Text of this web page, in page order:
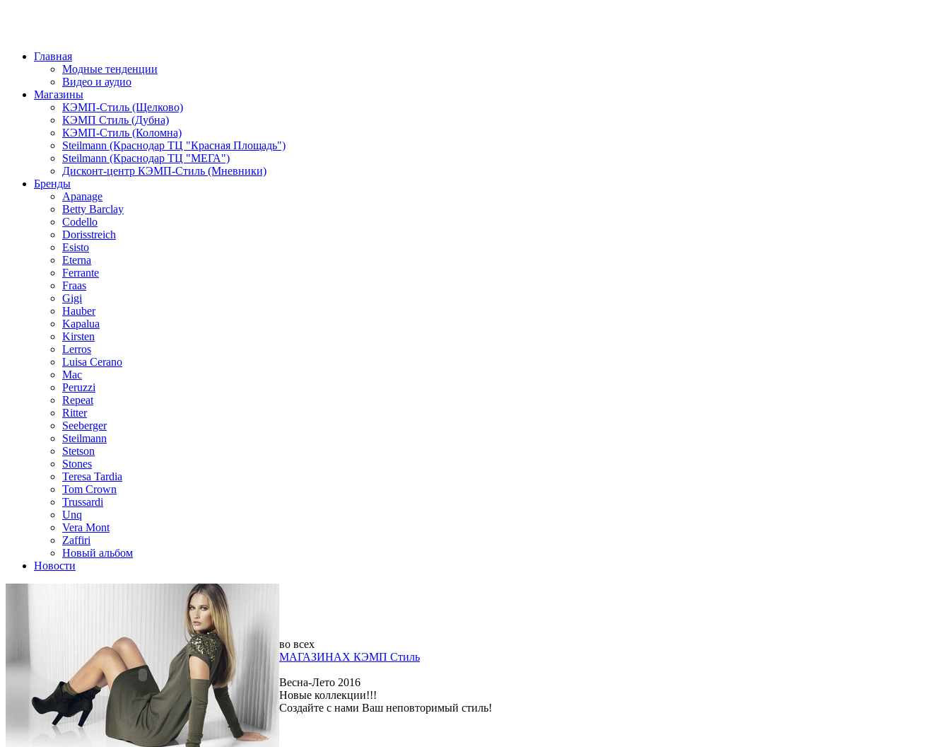
Главная
Модные тенденции
Видео и аудио
Магазины
КЭМП-Стиль (Щелково)
КЭМП Стиль (Дубна)
КЭМП-Стиль (Коломна)
Steilmann (Краснодар ТЦ "Красная Площадь")
Steilmann (Краснодар ТЦ "МЕГА")
Дисконт-центр КЭМП-Стиль (Мневники)
Бренды
Apanage
Betty Barclay
Codello
Dorisstreich
Esisto
Eterna
Ferrante
Fraas
Gigi
Hauber
Kapalua
Kirsten
Lerros
Luisa Cerano
Mac
Peruzzi
Repeat
Ritter
Seeberger
Steilmann
Stetson
Stones
Teresa Tardia
Tom Crown
Trussardi
Unq
Vera Mont
Zaffiri
Новый альбом
Новости
во всех
МАГАЗИНАХ КЭМП Стиль
Весна-Лето 2016
Новые коллекции!!!
Создайте с нами Ваш неповторимый стиль!